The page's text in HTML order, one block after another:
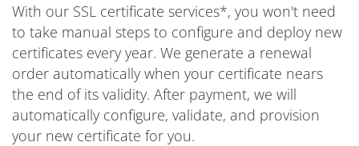
With our SSL certificate services*, you won't need
to take manual steps to configure and deploy new
certificates every year. We generate a renewal
order automatically when your certificate nears
the end of its validity. After payment, we will
automatically configure, validate, and provision
your new certificate for you.